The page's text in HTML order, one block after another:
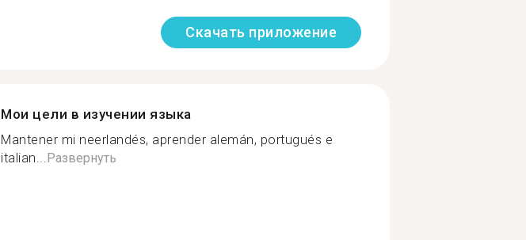
Скачать приложение
Мои цели в изучении языка
Mantener mi neerlandés, aprender alemán, portugués e
italian...Развернуть